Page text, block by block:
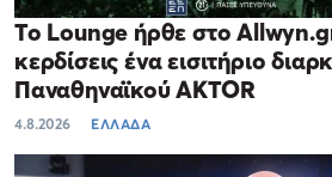
Το Lounge ήρθε στο
κερδίσεις ένα εισιτήριο
Παναθηναϊκού AKTOR
4.8.2026 ΕΛΛΑΔΑ